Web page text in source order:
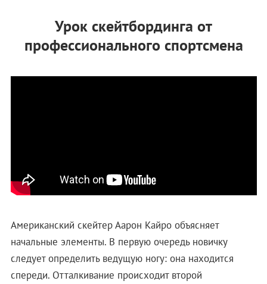
Урок скейтбординга от
профессионального спортсмена
Американский скейтер Аарон Кайро объясняет
начальные элементы. В первую очередь новичку
следует определить ведущую ногу: она находится
спереди. Отталкивание происходит второй